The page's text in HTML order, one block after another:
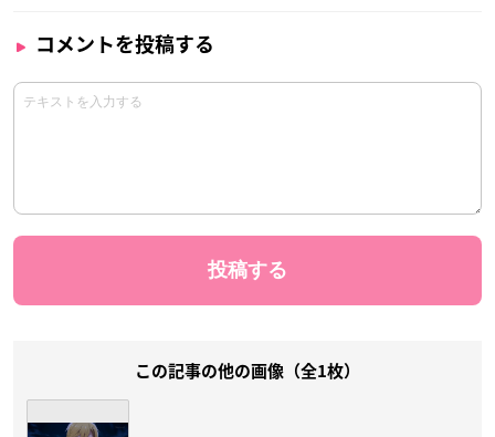
コメントを投稿する
この記事の他の画像（全1枚）